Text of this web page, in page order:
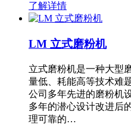
了解详情
LM 立式磨粉机
立式磨粉机是一种大型
量低、耗能高等技术难
公司多年先进的磨粉机
多年的潜心设计改进后
理可靠的…